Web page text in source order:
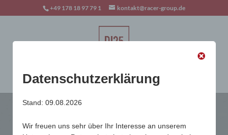
+49 178 18 97 79 1 kontakt@racer-group.de
Seite wählen
Datenschutzerklärung
Stand: 09.08.2026
Wir freuen uns sehr über Ihr Interesse an unserem